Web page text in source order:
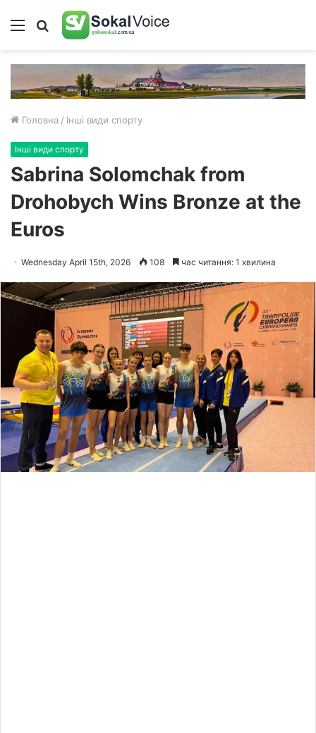
Меню Пошук
Головна / Інші види спорту
Інші види спорту
Sabrina Solomchak from
Drohobych Wins Bronze at the
Euros
Wednesday April 15th, 2026 108 час читання: 1 хвилина